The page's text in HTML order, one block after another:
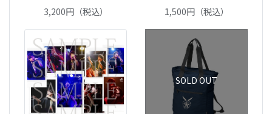
3,200円（税込） 1,500円（税込）
SOLD OUT